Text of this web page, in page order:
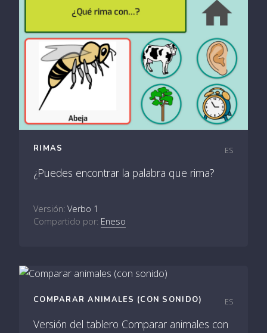
RIMAS ES
¿Puedes encontrar la palabra que rima?
Versión: Verbo 1
Compartido por: Eneso
COMPARAR ANIMALES (CON SONIDO) ES
Versión del tablero Comparar animales con